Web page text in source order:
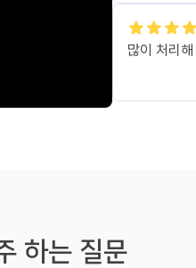
많이 처리
하는 질문